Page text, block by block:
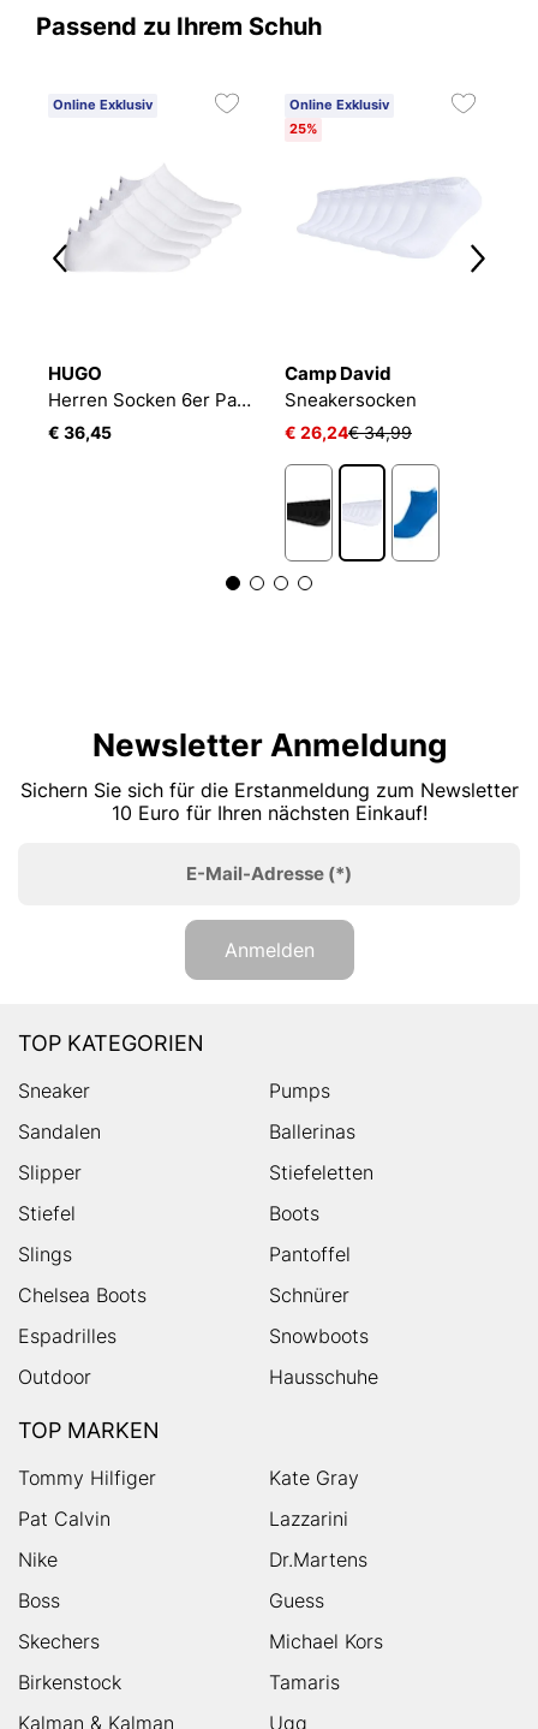
Passend zu Ihrem Schuh
Online Exklusiv
HUGO
Herren Socken 6er Pack 6P AS UNI CC 10260253 01
€ 36,45
Online Exklusiv
25%
Camp David
Sneakersocken
€ 26,24€ 34,99
Newsletter Anmeldung
Sichern Sie sich für die Erstanmeldung zum Newsletter
10 Euro für Ihren nächsten Einkauf!
E-Mail-Adresse (*)
Anmelden
TOP KATEGORIEN
Sneaker
Pumps
Sandalen
Ballerinas
Slipper
Stiefeletten
Stiefel
Boots
Slings
Pantoffel
Chelsea Boots
Schnürer
Espadrilles
Snowboots
Outdoor
Hausschuhe
TOP MARKEN
Tommy Hilfiger
Kate Gray
Pat Calvin
Lazzarini
Nike
Dr.Martens
Boss
Guess
Skechers
Michael Kors
Birkenstock
Tamaris
Kalman & Kalman
Ugg